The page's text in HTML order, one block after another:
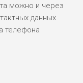
можно и через
данных
телефона